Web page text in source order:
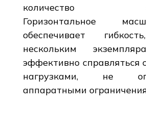
количество
Горизонтальное
обеспечивает
нескольким
эффективно справляться
нагрузками, не
аппаратными